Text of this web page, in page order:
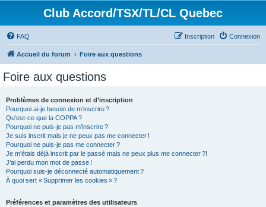
Club Accord/TSX/TL/CL Quebec
FAQ Connexion
Inscription
Accueil du forum Foire aux questions
Foire aux questions
Problèmes de connexion et d’inscription
Pourquoi ai-je besoin de m’inscrire ?
Qu’est-ce que la COPPA ?
Pourquoi ne puis-je pas m’inscrire ?
Je suis inscrit mais je ne peux pas me connecter !
Pourquoi ne puis-je pas me connecter ?
Je m’étais déjà inscrit par le passé mais ne peux plus me connecter ?!
J’ai perdu mon mot de passe !
Pourquoi suis-je déconnecté automatiquement ?
À quoi sert « Supprimer les cookies » ?
Préférences et paramètres des utilisateurs